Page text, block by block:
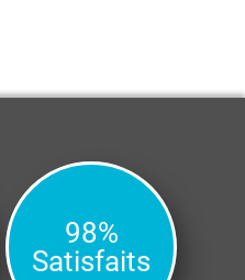
98%
Satisfaits